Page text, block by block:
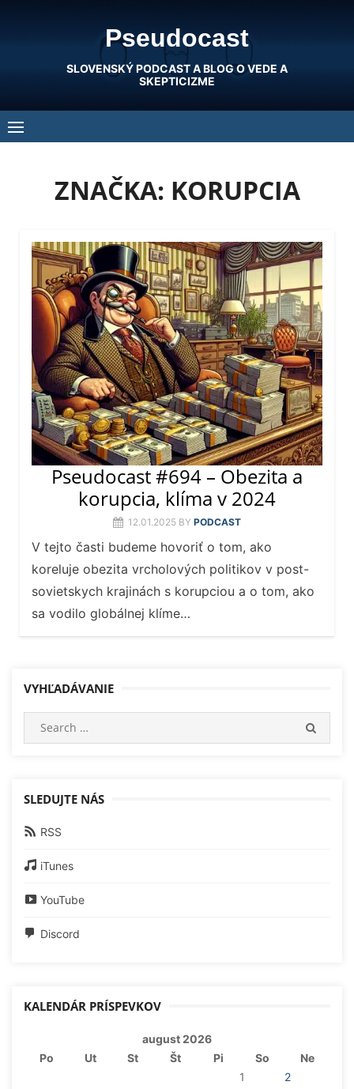
Pseudocast
SLOVENSKÝ PODCAST A BLOG O VEDE A
SKEPTICIZME
ZNAČKA: KORUPCIA
Pseudocast #694 – Obezita a
korupcia, klíma v 2024
12.01.2025 BY PODCAST
V tejto časti budeme hovoriť o tom, ako
koreluje obezita vrcholových politikov v post-
sovietskych krajinách s korupciou a o tom, ako
sa vodilo globálnej klíme…
VYHĽADÁVANIE
SLEDUJTE NÁS
RSS
iTunes
YouTube
Discord
KALENDÁR PRÍSPEVKOV
august 2026
Po
Ut St Št Pi So
Ne
1
2